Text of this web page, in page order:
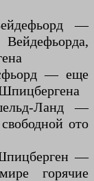
—
— еще
Ланд —
ото
—
горячие